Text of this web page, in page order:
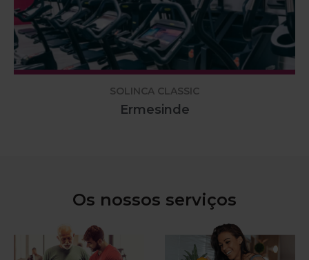
SOLINCA CLASSIC
Ermesinde
Os nossos serviços